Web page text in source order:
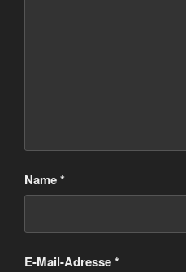
Name*
E-Mail-Adresse*